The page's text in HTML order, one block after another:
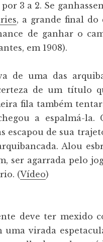
3 a 2. Se
, a grande final do
de ganhar o
em 1908).
de uma das
de um título
fila também
a espalmá-la.
escapou de sua
Alou
ser agarrada pelo
(Vídeo)
deve ter mexido
uma virada